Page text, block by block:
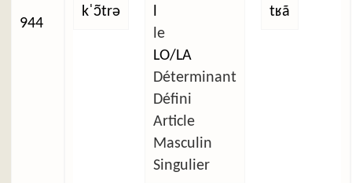
944
kˈɔ̃trə
le
LO/LA
Déterminant
Défini
Article
Masculin
Singulier
tʁã